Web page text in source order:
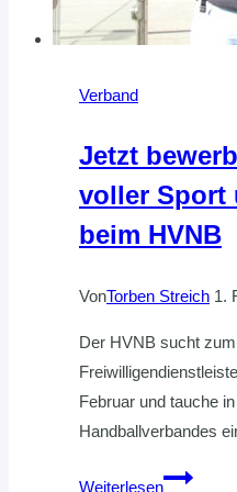
Verband
Jetzt
voller Sport
beim HVNB
VonTorben Streich 1.
Der HVNB sucht
Februar und tauche
Handballverbandes
Weiterlesen
Jetzt